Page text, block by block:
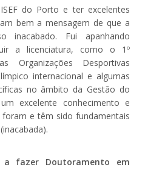
do Porto e ter excelentes
bem a mensagem de que a
inacabado. Fui apanhando
a licenciatura, como o 1º
Organizações Desportivas
internacional e algumas
no âmbito da Gestão do
excelente conhecimento e
e têm sido fundamentais
a fazer Doutoramento em